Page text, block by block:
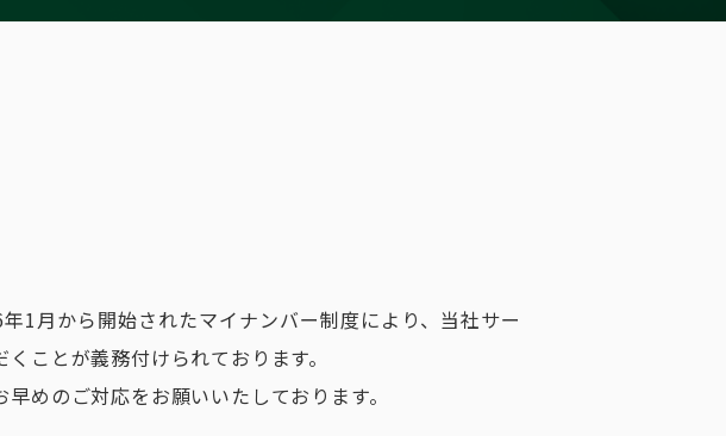
1月から開始されたマイナンバー制度により、当社サー
ことが義務付けられております。
めのご対応をお願いいたしております。